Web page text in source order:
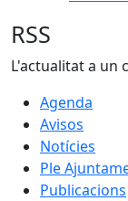
RSS
L'actualitat a un
Agenda
Avisos
Notícies
Ple
Publicacions